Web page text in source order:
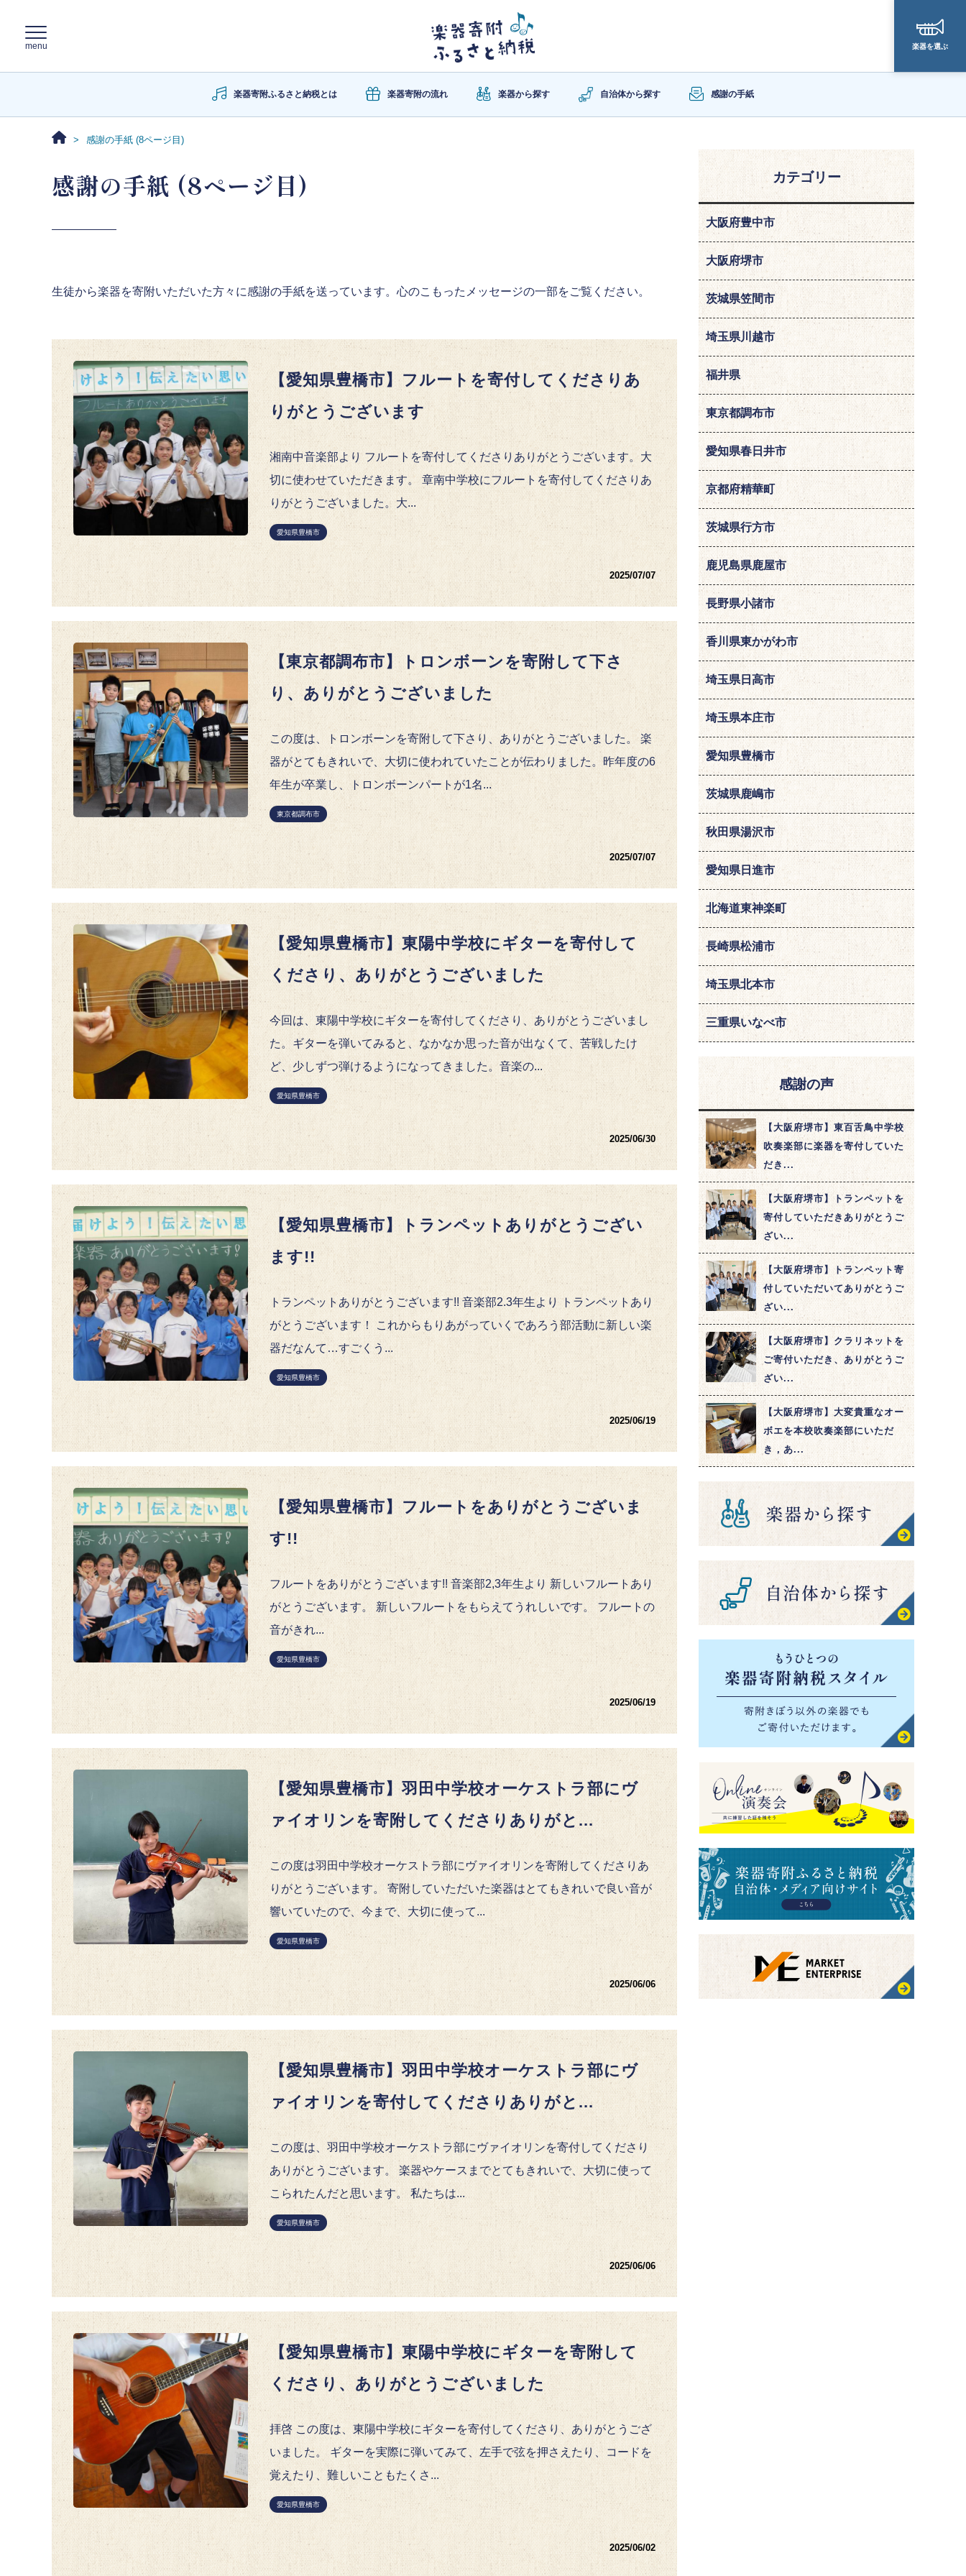
楽器を選ぶ
楽器寄附ふるさと納税とは 楽器寄附の流れ 楽器から探す 自治体から探す 感謝の手紙
感謝の手紙 (8ページ目)
感謝の手紙 (8ページ目)
生徒から楽器を寄附いただいた方々に感謝の手紙を送っています。心のこもったメッセージの一部をご覧ください。
【愛知県豊橋市】フルートを寄付してくださりあ
りがとうございます
湘南中音楽部より フルートを寄付してくださりありがとうございます。大
切に使わせていただきます。 章南中学校にフルートを寄付してくださりあ
りがとうございました。大...
愛知県豊橋市
2025/07/07
【東京都調布市】トロンボーンを寄附して下さ
り、ありがとうございました
この度は、トロンボーンを寄附して下さり、ありがとうございました。 楽
器がとてもきれいで、大切に使われていたことが伝わりました。昨年度の6
年生が卒業し、トロンボーンパートが1名...
東京都調布市
2025/07/07
【愛知県豊橋市】東陽中学校にギターを寄付して
くださり、ありがとうございました
今回は、東陽中学校にギターを寄付してくださり、ありがとうございまし
た。ギターを弾いてみると、なかなか思った音が出なくて、苦戦したけ
ど、少しずつ弾けるようになってきました。音楽の...
愛知県豊橋市
2025/06/30
【愛知県豊橋市】トランペットありがとうござい
ます!!
トランペットありがとうございます!! 音楽部2.3年生より トランペットあり
がとうございます！ これからもりあがっていくであろう部活動に新しい楽
器だなんて…すごくう...
愛知県豊橋市
2025/06/19
【愛知県豊橋市】フルートをありがとうございま
す!!
フルートをありがとうございます!! 音楽部2,3年生より 新しいフルートあり
がとうございます。 新しいフルートをもらえてうれしいです。 フルートの
音がきれ...
愛知県豊橋市
2025/06/19
【愛知県豊橋市】羽田中学校オーケストラ部にヴ
ァイオリンを寄附してくださりありがと...
この度は羽田中学校オーケストラ部にヴァイオリンを寄附してくださりあ
りがとうございます。 寄附していただいた楽器はとてもきれいで良い音が
響いていたので、今まで、大切に使って...
愛知県豊橋市
2025/06/06
【愛知県豊橋市】羽田中学校オーケストラ部にヴ
ァイオリンを寄付してくださりありがと...
この度は、羽田中学校オーケストラ部にヴァイオリンを寄付してくださり
ありがとうございます。 楽器やケースまでとてもきれいで、大切に使って
こられたんだと思います。 私たちは...
愛知県豊橋市
2025/06/06
【愛知県豊橋市】東陽中学校にギターを寄附して
くださり、ありがとうございました
拝啓 この度は、東陽中学校にギターを寄付してくださり、ありがとうござ
いました。 ギターを実際に弾いてみて、左手で弦を押さえたり、コードを
覚えたり、難しいこともたくさ...
愛知県豊橋市
2025/06/02
カテゴリー
大阪府豊中市
大阪府堺市
茨城県笠間市
埼玉県川越市
福井県
東京都調布市
愛知県春日井市
京都府精華町
茨城県行方市
鹿児島県鹿屋市
長野県小諸市
香川県東かがわ市
埼玉県日高市
埼玉県本庄市
愛知県豊橋市
茨城県鹿嶋市
秋田県湯沢市
愛知県日進市
北海道東神楽町
長崎県松浦市
埼玉県北本市
三重県いなべ市
感謝の声
【大阪府堺市】東百舌鳥中学校
吹奏楽部に楽器を寄付していた
だき...
【大阪府堺市】トランペットを
寄付していただきありがとうご
ざい...
【大阪府堺市】トランペット寄
付していただいてありがとうご
ざい...
【大阪府堺市】クラリネットを
ご寄付いただき、ありがとうご
ざい...
【大阪府堺市】大変貴重なオー
ボエを本校吹奏楽部にいただ
き，あ...